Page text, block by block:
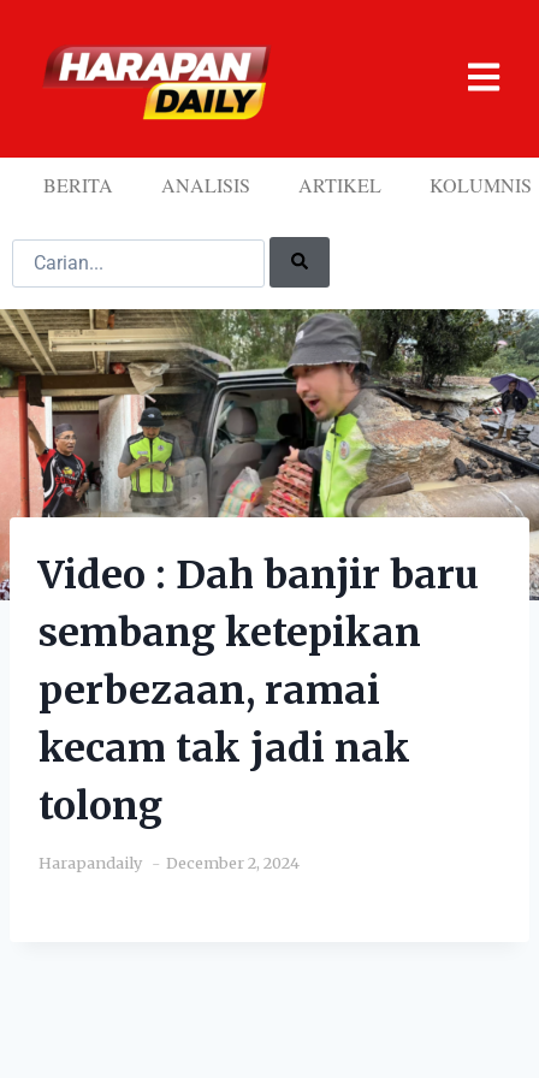
BERITA ANALISIS ARTIKEL KOLUMNIS
Video : Dah banjir baru
sembang ketepikan
perbezaan, ramai
kecam tak jadi nak
tolong
Harapandaily December 2, 2024